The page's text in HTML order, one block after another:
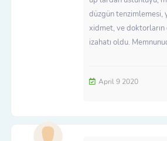
düzgün tenzimlemesi,
xidmet, ve doktorların
izahatı oldu.
April 9 2020